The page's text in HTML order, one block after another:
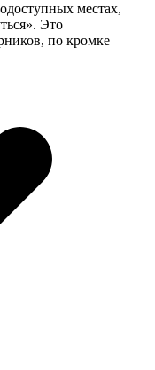
местах,
Это
по кромке